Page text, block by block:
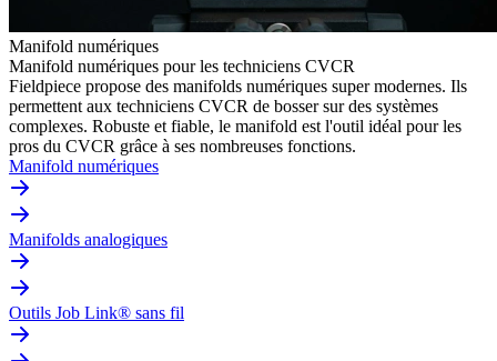
Manifold numériques
Manifold numériques pour les techniciens CVCR
Fieldpiece propose des manifolds numériques super modernes. Ils
permettent aux techniciens CVCR de bosser sur des systèmes
complexes. Robuste et fiable, le manifold est l'outil idéal pour les
pros du CVCR grâce à ses nombreuses fonctions.
Manifold numériques
Manifolds analogiques
Outils Job Link® sans fil